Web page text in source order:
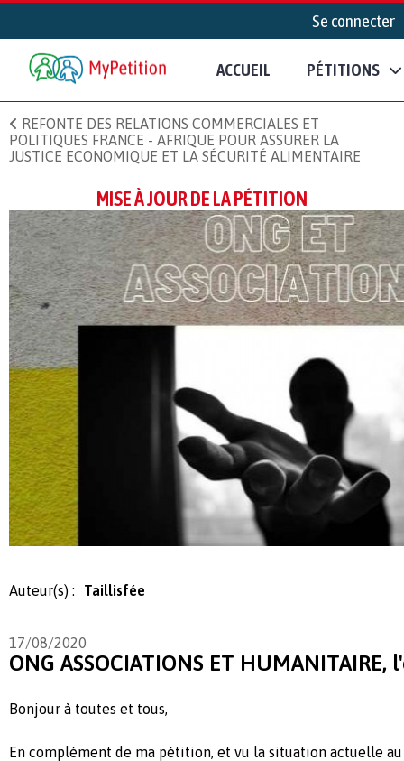
Se connecter
ACCUEIL PÉTITIONS
REFONTE DES RELATIONS COMMERCIALES ET
POLITIQUES FRANCE - AFRIQUE POUR ASSURER LA
JUSTICE ECONOMIQUE ET LA SÉCURITÉ ALIMENTAIRE
MISE À JOUR DE LA PÉTITION
Auteur(s) : Taillisfée
17/08/2020
ONG ASSOCIATIONS ET
Bonjour à toutes et tous,
En complément de ma pétition, et vu la situation actuelle